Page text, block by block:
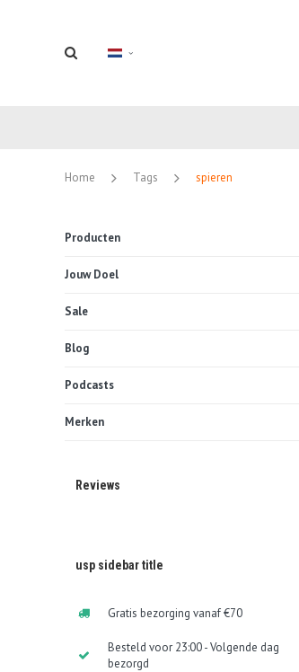
Home Tags spieren
Producten
Jouw Doel
Sale
Blog
Podcasts
Merken
Reviews
usp sidebar title
Gratis bezorging vanaf €70
Besteld voor 23:00 - Volgende dag
bezorgd